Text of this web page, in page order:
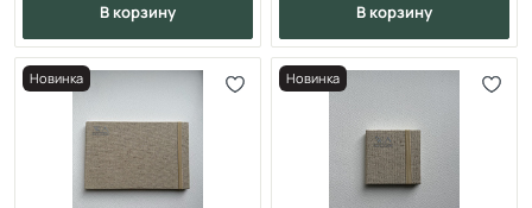
в корзину в корзину
Новинка Новинка